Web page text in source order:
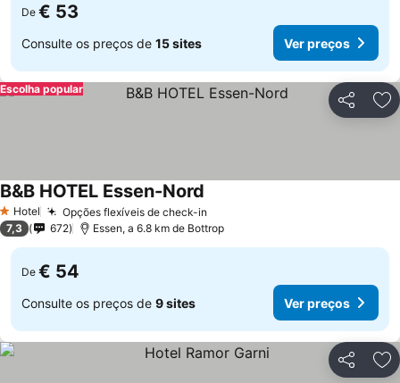
De € 53
Consulte os preços de 15 sites Ver preços
Partilhar
Escolha popular
1 Estrelas
Hotel Opções flexíveis de check-in
B&B HOTEL Essen-Nord
7,3 672 Essen, a 6.8 km de Bottrop
De € 54
Consulte os preços de 9 sites Ver preços
Partilhar